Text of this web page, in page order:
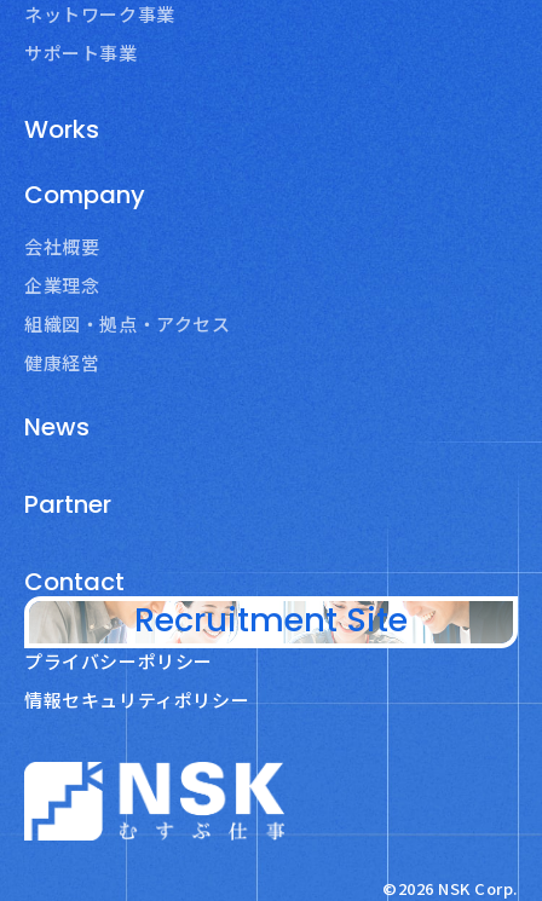
ネットワーク事業
サポート事業
Works
Company
会社概要
企業理念
組織図・拠点・アクセス
健康経営
News
Partner
Contact
Recruitment Site
プライバシーポリシー
情報セキュリティポリシー
©2026 NSK Corp.